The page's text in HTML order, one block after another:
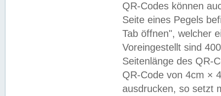
QR-Codes können
Seite eines Pegels
Tab öffnen", welcher
Voreingestellt sind
Seitenlänge des QR-
QR-Code von 4cm ×
ausdrucken, so setzt